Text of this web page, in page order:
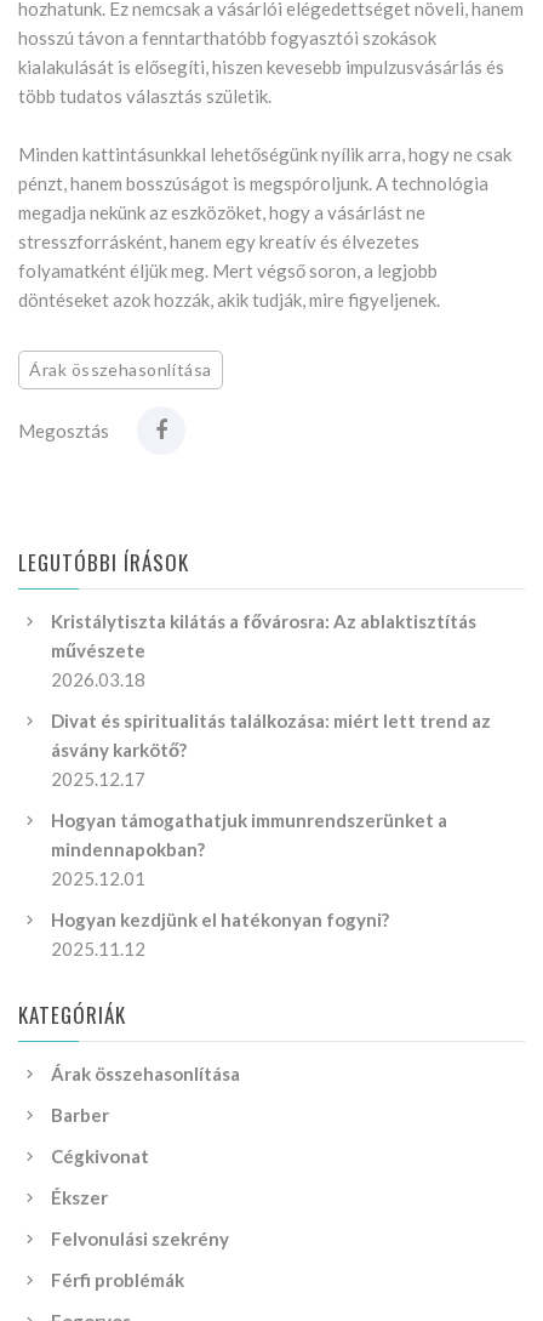
hozhatunk. Ez nemcsak a vásárlói elégedettséget növeli, hanem
hosszú távon a fenntarthatóbb fogyasztói szokások
kialakulását is elősegíti, hiszen kevesebb impulzusvásárlás és
több tudatos választás születik.
Minden kattintásunkkal lehetőségünk nyílik arra, hogy ne csak
pénzt, hanem bosszúságot is megspóroljunk. A technológia
megadja nekünk az eszközöket, hogy a vásárlást ne
stresszforrásként, hanem egy kreatív és élvezetes
folyamatként éljük meg. Mert végső soron, a legjobb
döntéseket azok hozzák, akik tudják, mire figyeljenek.
Árak összehasonlítása
Megosztás
LEGUTÓBBI ÍRÁSOK
Kristálytiszta kilátás a fővárosra: Az ablaktisztítás
művészete
2026.03.18
Divat és spiritualitás találkozása: miért lett trend az
ásvány karkötő?
2025.12.17
Hogyan támogathatjuk immunrendszerünket a
mindennapokban?
2025.12.01
Hogyan kezdjünk el hatékonyan fogyni?
2025.11.12
KATEGÓRIÁK
Árak összehasonlítása
Barber
Cégkivonat
Ékszer
Felvonulási szekrény
Férfi problémák